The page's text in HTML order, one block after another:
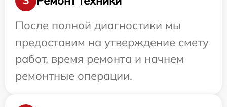
После полной диагностики мы
предоставим на утверждение смету
работ, время ремонта и начнем
ремонтные операции.